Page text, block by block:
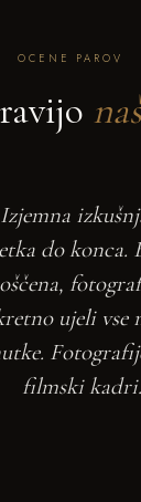
OCENE PAROV
do konca.
ujeli vse
filmski